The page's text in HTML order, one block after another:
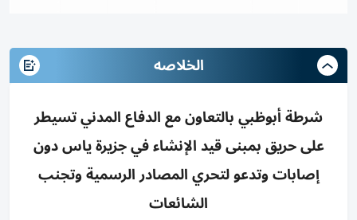
الخلاصه
شرطة أبوظبي بالتعاون مع الدفاع المدني تسيطر
على حريق بمبنى قيد الإنشاء في جزيرة ياس دون
إصابات وتدعو لتحري المصادر الرسمية وتجنب
الشائعات